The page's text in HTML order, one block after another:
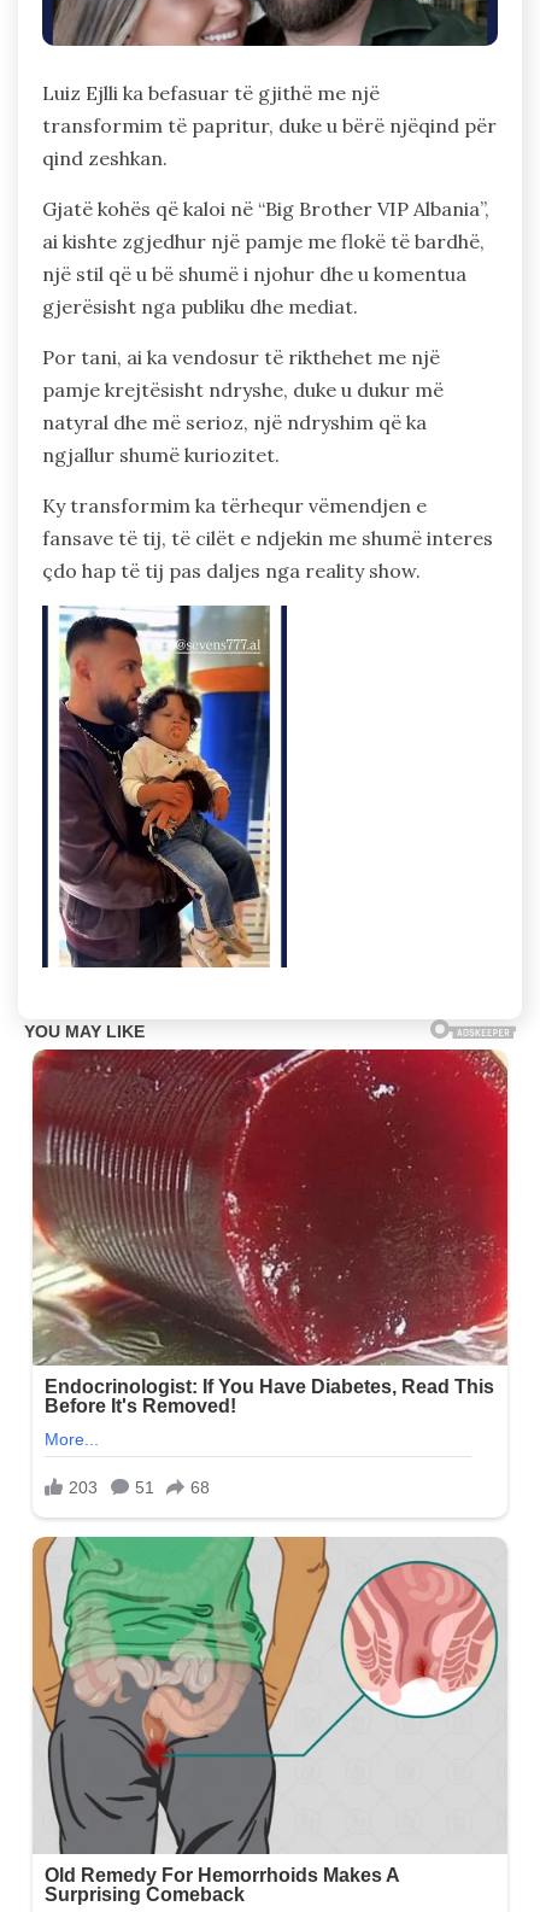
Luiz Ejlli ka befasuar të gjithë me një
transformim të papritur, duke u bërë njëqind për
qind zeshkan.
Gjatë kohës që kaloi në “Big Brother VIP Albania”,
ai kishte zgjedhur një pamje me flokë të bardhë,
një stil që u bë shumë i njohur dhe u komentua
gjerësisht nga publiku dhe mediat.
Por tani, ai ka vendosur të rikthehet me një
pamje krejtësisht ndryshe, duke u dukur më
natyral dhe më serioz, një ndryshim që ka
ngjallur shumë kuriozitet.
Ky transformim ka tërhequr vëmendjen e
fansave të tij, të cilët e ndjekin me shumë interes
çdo hap të tij pas daljes nga reality show.